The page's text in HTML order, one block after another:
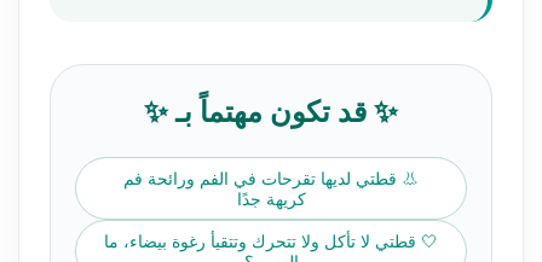
✨ قد تكون مهتماً بـ ✨
👃 قطتي لديها تقرحات في الفم ورائحة فم
كريهة جدًا
🤍 قطتي لا تأكل ولا تتحرك وتتقيأ رغوة بيضاء، ما